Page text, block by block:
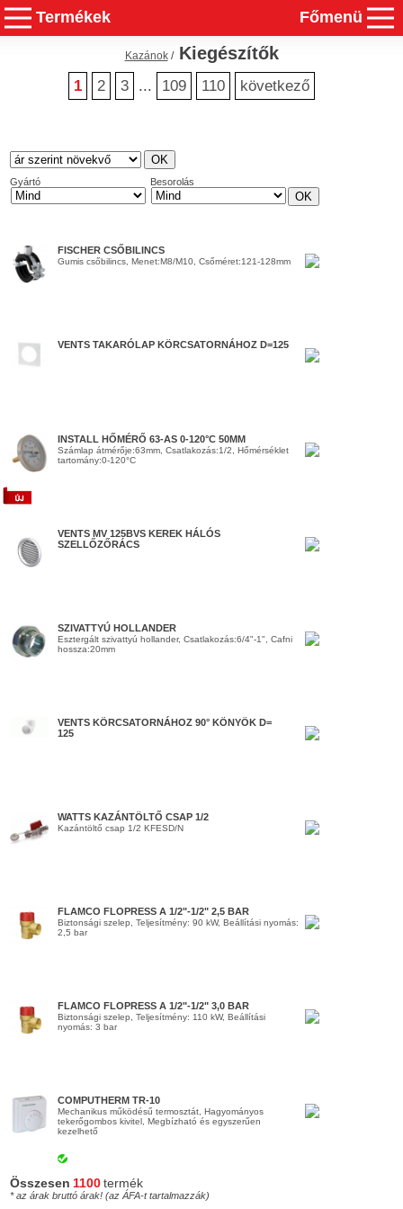
Termékek Főmenü
Kazánok/ Kiegészítők
1 2 3 ... 109 110 következő
Gyártó Besorolás
FISCHER CSŐBILINCS
Gumis csőbilincs, Menet:M8/M10, Csőméret:121-128mm
VENTS TAKARÓLAP KÖRCSATORNÁHOZ D=125
INSTALL HŐMÉRŐ 63-AS 0-120°C 50MM
Számlap átmérője:63mm, Csatlakozás:1/2, Hőmérséklet
tartomány:0-120°C
VENTS MV 125BVS KEREK HÁLÓS
SZELLŐZŐRÁCS
SZIVATTYÚ HOLLANDER
Esztergált szivattyú hollander, Csatlakozás:6/4"-1", Cafni
hossza:20mm
VENTS KÖRCSATORNÁHOZ 90° KÖNYÖK D=
125
WATTS KAZÁNTÖLTŐ CSAP 1/2
Kazántöltő csap 1/2 KFESD/N
FLAMCO FLOPRESS A 1/2"-1/2" 2,5 BAR
Biztonsági szelep, Teljesítmény: 90 kW, Beállítási nyomás:
2,5 bar
FLAMCO FLOPRESS A 1/2"-1/2" 3,0 BAR
Biztonsági szelep, Teljesítmény: 110 kW, Beállítási
nyomás: 3 bar
COMPUTHERM TR-10
Mechanikus működésű termosztát, Hagyományos
tekerőgombos kivitel, Megbízható és egyszerűen
kezelhető
Összesen 1100 termék
* az árak bruttó árak! (az ÁFA-t tartalmazzák)